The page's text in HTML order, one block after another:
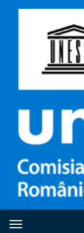
Toggle navigation